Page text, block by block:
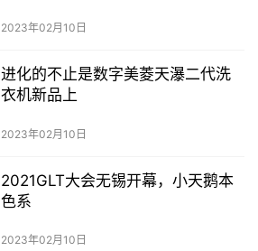
2023年02月10日
进化的不止是数字美菱天瀑二代洗
衣机新品上
2023年02月10日
2021GLT大会无锡开幕，小天鹅本
色系
2023年02月10日